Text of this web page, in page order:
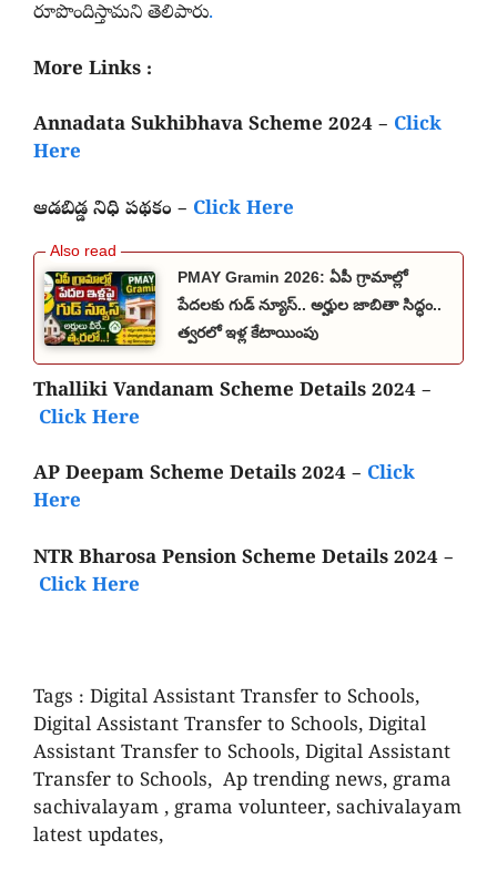
రూపొందిస్తామని తెలిపారు.
More Links :
Annadata Sukhibhava Scheme 2024 – Click
Here
ఆడబిడ్డ నిధి పథకం – Click Here
PMAY Gramin 2026: ఏపీ గ్రామాల్లో
పేదలకు గుడ్ న్యూస్.. అర్హుల జాబితా సిద్ధం..
త్వరలో ఇళ్ల కేటాయింపు
Thalliki Vandanam Scheme Details 2024 –
Click Here
AP Deepam Scheme Details 2024 – Click
Here
NTR Bharosa Pension Scheme Details 2024 –
Click Here
Tags : Digital Assistant Transfer to Schools,
Digital Assistant Transfer to Schools, Digital
Assistant Transfer to Schools, Digital Assistant
Transfer to Schools, Ap trending news, grama
sachivalayam , grama volunteer, sachivalayam
latest updates,